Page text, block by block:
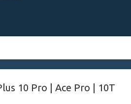
10 Pro | Ace Pro | 10T